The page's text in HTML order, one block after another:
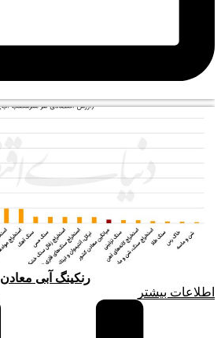
رنکینگ آبی معادن
اطلاعات بیشتر